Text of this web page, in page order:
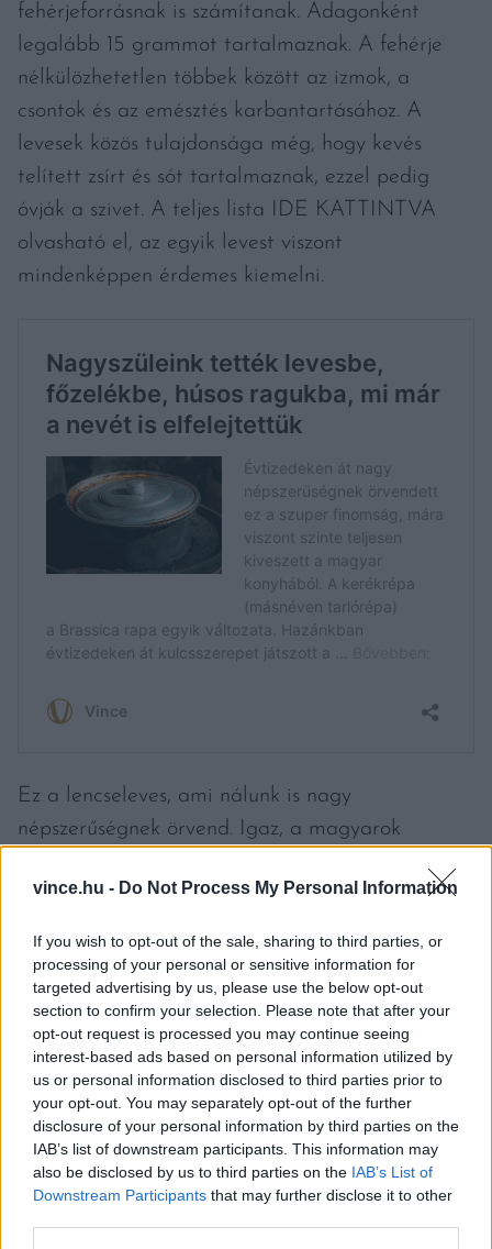
vince.hu - Do Not Process My Personal Information
If you wish to opt-out of the sale, sharing to third parties, or
processing of your personal or sensitive information for
targeted advertising by us, please use the below opt-out
section to confirm your selection. Please note that after your
opt-out request is processed you may continue seeing
interest-based ads based on personal information utilized by
us or personal information disclosed to third parties prior to
your opt-out. You may separately opt-out of the further
disclosure of your personal information by third parties on the
IAB’s list of downstream participants. This information may
also be disclosed by us to third parties on the IAB’s List of
Downstream Participants that may further disclose it to other
fehérjeforrásnak is számítanak. Adagonként
legalább 15 grammot tartalmaznak. A fehérje
nélkülözhetetlen többek között az izmok, a
csontok és az emésztés karbantartásához. A
levesek közös tulajdonsága még, hogy kevés
telített zsírt és sót tartalmaznak, ezzel pedig
óvják a szivet. A teljes lista IDE KATTINTVA
olvasható el, az egyik levest viszont
mindenképpen érdemes kiemelni.
Ez a lencseleves, ami nálunk is nagy
népszerűségnek örvend. Igaz, a magyarok
elsejére koncentrálódik. Pedig az említett cikkben
például az év bármelyik napján kiváló választás.
A római kömény, a kurkuma és a sáfránya
megszokottól eltérő ízvilágot csempésznek az
ételbe, ráadásul ezek a fűszerek a lencse
fehérjéje mellett további jótékony hatásokat
hoznak be.
Címlapfotó: Beth Macdonald / Unsplash